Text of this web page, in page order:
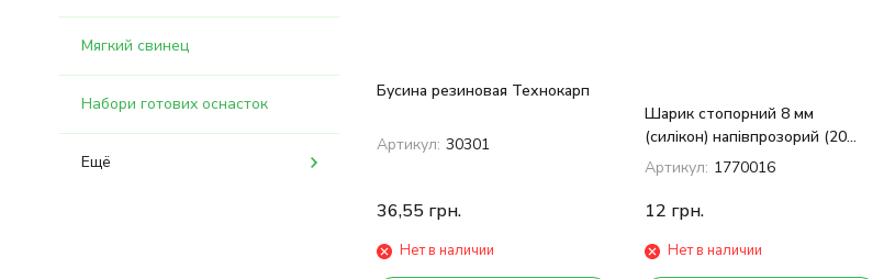
Бусина резиновая Технокарп
Артикул: 30301
36,55 грн.
Нет в наличии
Шарик стопорний 8 мм
(силікон) напівпрозорий (20
шт.)
Артикул: 1770016
12 грн.
Нет в наличии
Мягкий свинец
Набори готових оснасток
Ещё